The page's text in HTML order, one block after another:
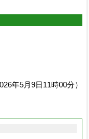
年5月9日11時00分）